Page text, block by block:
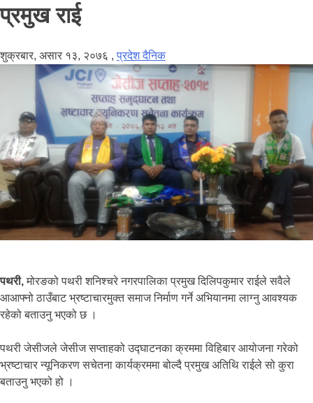
प्रमुख राई
शुक्रबार, असार १३, २०७६ ,प्रदेश दैनिक
पथरी,मोरङको पथरी शनिश्चरे नगरपालिका प्रमुख दिलिपकुमार राईले सवैले
आआफ्नो ठाउँबाट भ्रष्टाचारमुक्त समाज निर्माण गर्ने अभियानमा लाग्नु आवश्यक
रहेको बताउनु भएको छ ।
पथरी जेसीजले जेसीज सप्ताहको उद्घाटनका क्रममा विहिबार आयोजना गरेको
भ्रष्टाचार न्यूनिकरण सचेतना कार्यक्रममा बोल्दै प्रमुख अतिथि राईले सो कुरा
बताउनु भएको हो ।